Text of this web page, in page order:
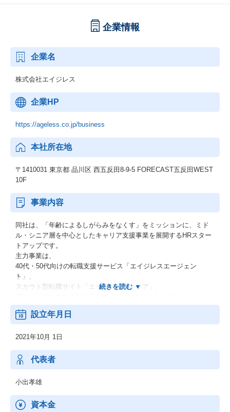
企業情報
企業名
株式会社エイジレス
企業HP
https://ageless.co.jp/business
本社所在地
〒1410031 東京都 品川区 西五反田8-9-5 FORECAST五反田WEST
10F
事業内容
同社は、「年齢によるしがらみをなくす」をミッションに、ミド
ル・シニア層を中心としたキャリア支援事業を展開するHRスター
トアップです。
主力事業は、
40代・50代向けの転職支援サービス「エイジレスエージェン
ト」、
スカウト型転職サイト「エイジレスキャリア」、
ス」です。
加えて、
DX支援を行う「エイジレスデジタルソリューション」も展開。
ミドル・シニア人材の経験とスキルを企業の成長に接続し、人手
不足やDX推進といった経営課題の解決を支援しています。
2025年にはシリーズAで5.6億円を調達し、累計調達額は6.7億円。
黒字継続かつ前年比200％成長の中、事業拡大を進めています。
設立年月日
2021年10月 1日
代表者
小出孝雄
資本金